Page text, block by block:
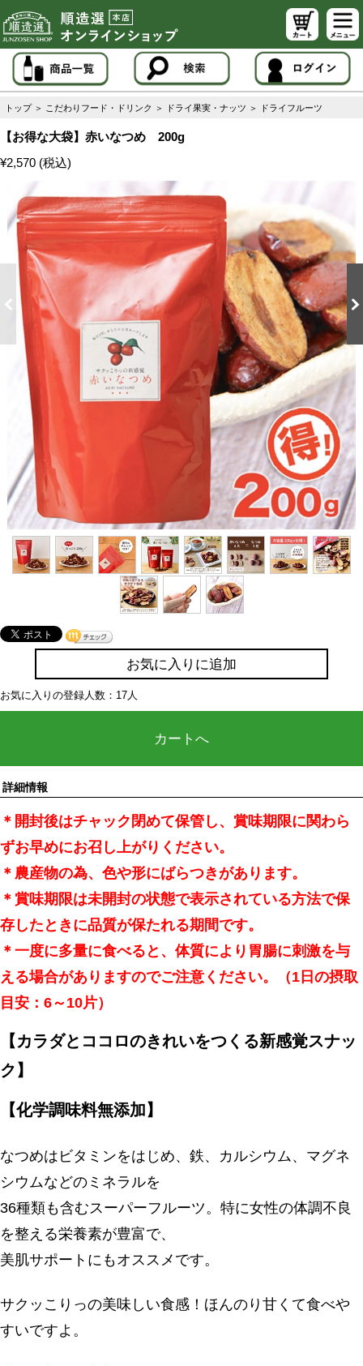
トップ ＞ こだわりフード・ドリンク ＞ ドライ果実・ナッツ ＞ ドライフルーツ
【お得な大袋】赤いなつめ 200g
¥2,570 (税込)
お気に入りに追加
お気に入りの登録人数：17人
カートへ
詳細情報
＊開封後はチャック閉めて保管し、賞味期限に関わら
ずお早めにお召し上がりください。
＊農産物の為、色や形にばらつきがあります。
＊賞味期限は未開封の状態で表示されている方法で保
存したときに品質が保たれる期間です。
＊一度に多量に食べると、体質により胃腸に刺激を与
える場合がありますのでご注意ください。（1日の摂取
目安：6～10片）
【カラダとココロのきれいをつくる新感覚スナッ
ク】
【化学調味料無添加】
なつめはビタミンをはじめ、鉄、カルシウム、マグネ
シウムなどのミネラルを
36種類も含むスーパーフルーツ。特に女性の体調不良
を整える栄養素が豊富で、
美肌サポートにもオススメです。
サクッこりっの美味しい食感！ほんのり甘くて食べや
すいですよ。